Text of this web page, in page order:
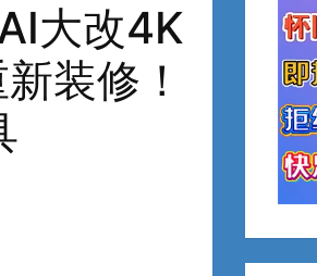
大改4K
装修！